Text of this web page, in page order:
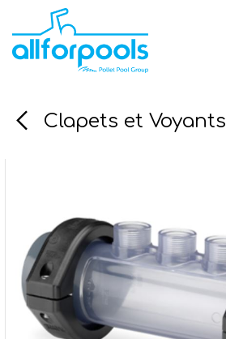
Se rendre au contenu
Clapets et Voyants